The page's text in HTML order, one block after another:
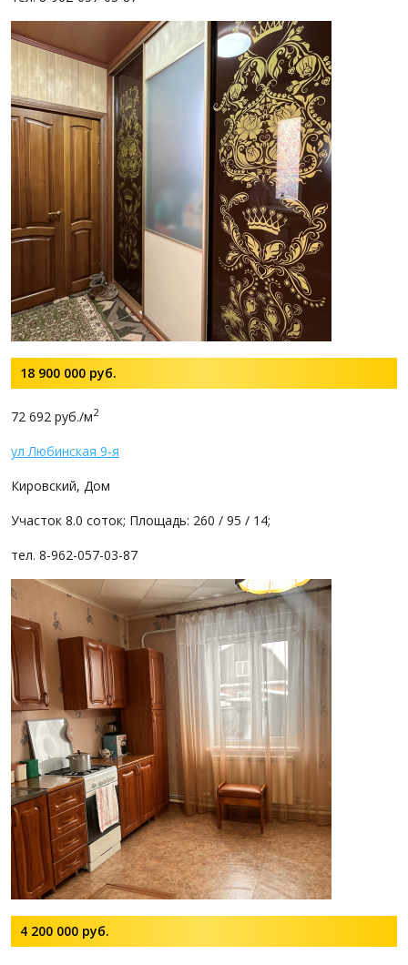
18 900 000 руб.
72 692 руб./м2
ул Любинская 9-я
Кировский, Дом
Участок 8.0 соток; Площадь: 260 / 95 / 14;
тел. 8-962-057-03-87
4 200 000 руб.